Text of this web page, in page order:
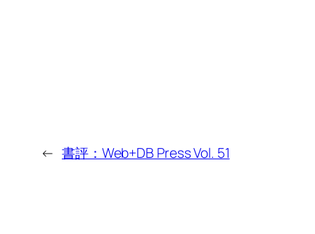
← 書評：Web+DB Press Vol. 51